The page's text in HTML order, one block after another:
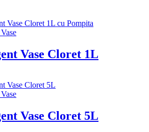
Vase Cloret 1L
Vase Cloret 5L